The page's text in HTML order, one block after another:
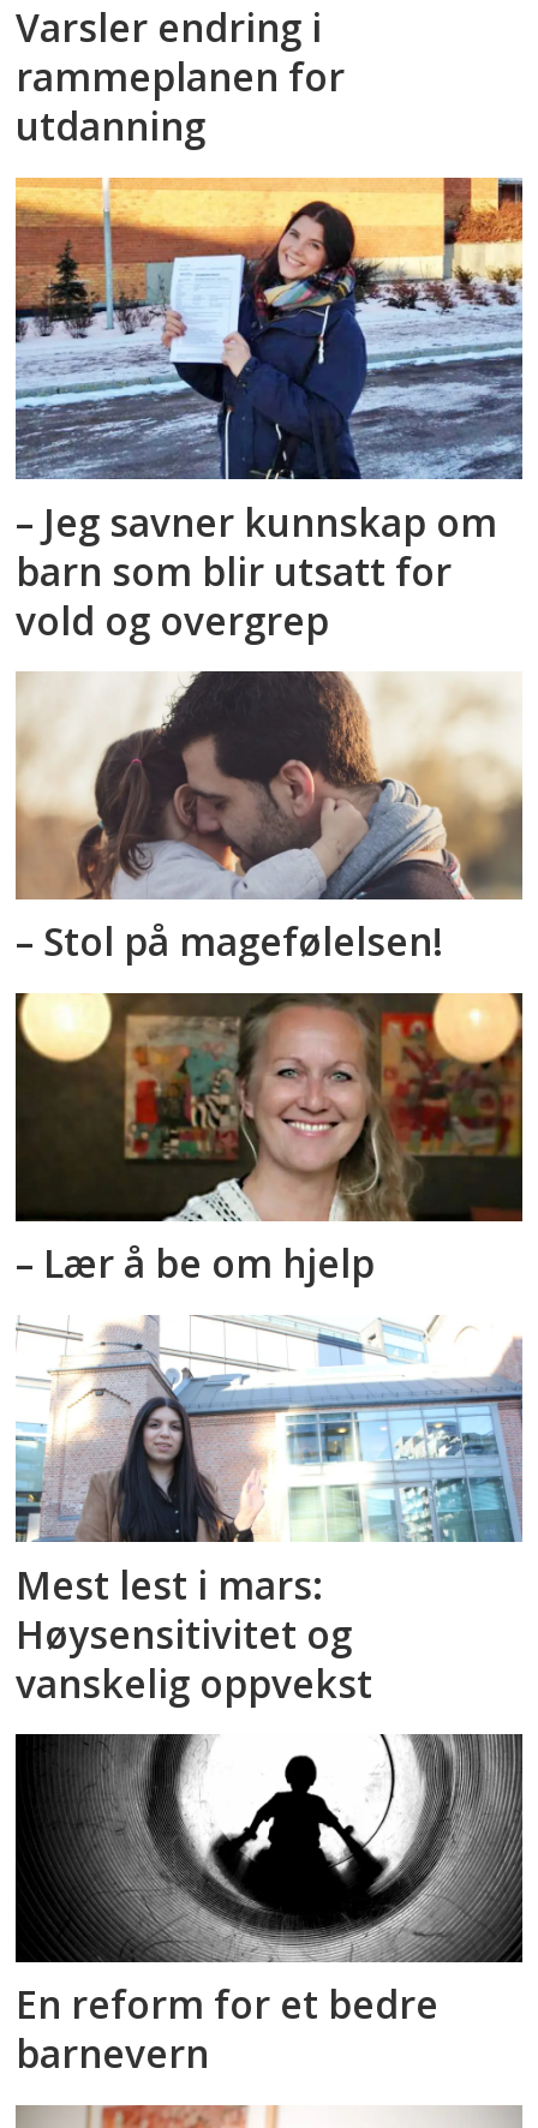
Varsler endring i
rammeplanen for
utdanning
– Jeg savner kunnskap om
barn som blir utsatt for
vold og overgrep
– Stol på magefølelsen!
– Lær å be om hjelp
Mest lest i mars:
Høysensitivitet og
vanskelig oppvekst
En reform for et bedre
barnevern